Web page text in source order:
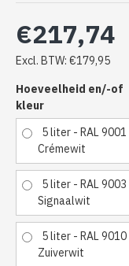
€217,74
Excl. BTW: €179,95
Hoeveelheid en/-of
kleur
5 liter - RAL 9001
Crémewit
5 liter - RAL 9003
Signaalwit
5 liter - RAL 9010
Zuiverwit